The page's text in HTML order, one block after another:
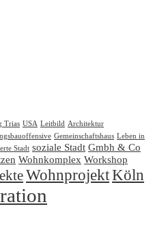
Trias USA Leitbild
Architektur
Gemeinschaftshaus Leben in
Stadt soziale Stadt Gmbh & Co
Wohnkomplex Workshop
WohnprojektKöln